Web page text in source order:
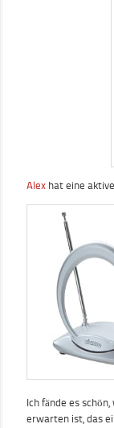
Alex hat eine
Ich fände es
erwarten ist, das